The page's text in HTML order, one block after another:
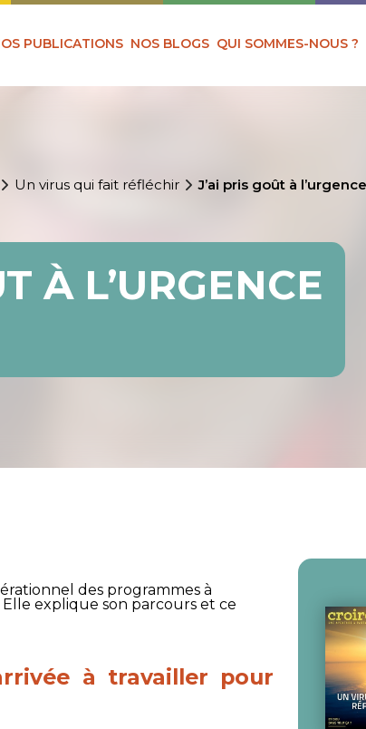
PUBLICATIONS NOS BLOGS QUI SOMMES-NOUS ?
Un virus qui fait réfléchir J’ai pris goût à
À L’URGENCE
des programmes à
explique son parcours et ce
à travailler pour